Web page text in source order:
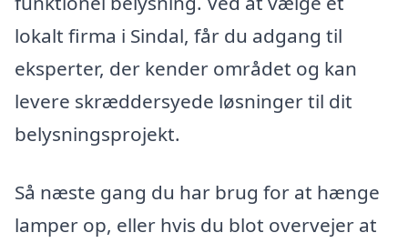
lokalt firma i Sindal, får du adgang til
eksperter, der kender området og kan
levere skræddersyede løsninger til dit
belysningsprojekt.
Så næste gang du har brug for at hænge
lamper op, eller hvis du blot overvejer at